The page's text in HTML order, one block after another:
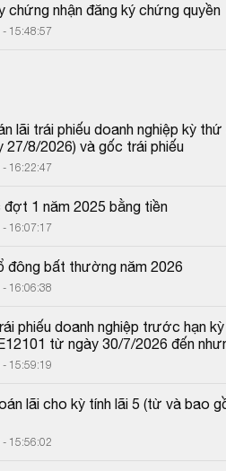
chứng nhận đăng ký chứng quyền
15:48:57
lãi trái phiếu doanh nghiệp kỳ
27/8/2026) và gốc trái phiếu
16:22:47
1 năm 2025 bằng tiền
16:07:17
đông bất thường năm 2026
16:06:38
phiếu doanh nghiệp trước hạn
từ ngày 30/7/2026 đến
15:59:19
lãi cho kỳ tính lãi 5 (từ và bao
15:56:02